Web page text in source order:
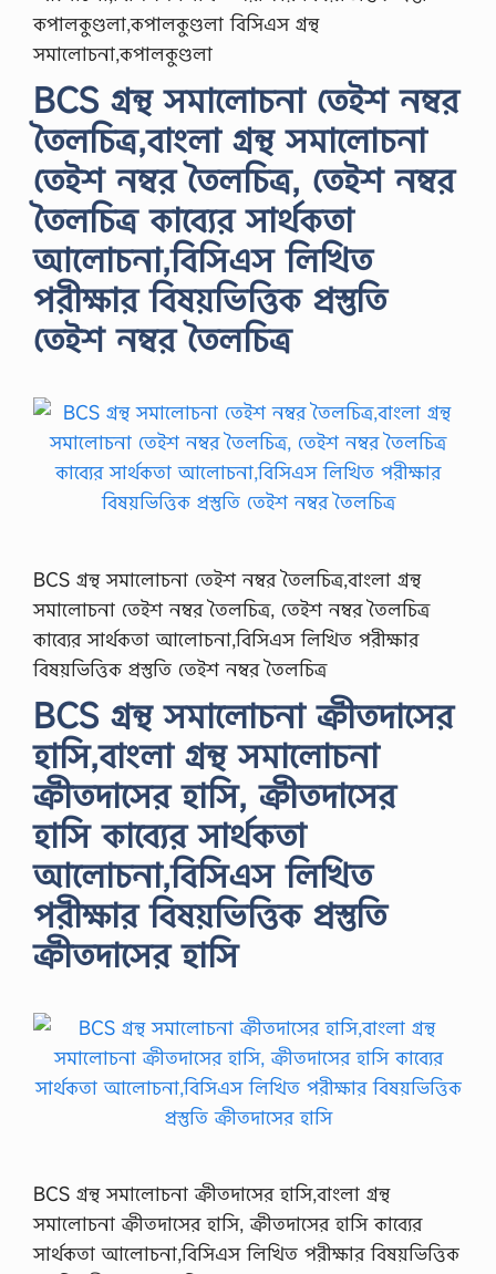
কপালকুণ্ডলা,কপালকুণ্ডলা বিসিএস গ্রন্থ
সমালোচনা,কপালকুণ্ডলা
BCS গ্রন্থ সমালোচনা তেইশ নম্বর
তৈলচিত্র,বাংলা গ্রন্থ সমালোচনা
তেইশ নম্বর তৈলচিত্র, তেইশ নম্বর
তৈলচিত্র কাব্যের সার্থকতা
আলোচনা,বিসিএস লিখিত
পরীক্ষার বিষয়ভিত্তিক প্রস্তুতি
তেইশ নম্বর তৈলচিত্র
BCS গ্রন্থ সমালোচনা তেইশ নম্বর তৈলচিত্র,বাংলা গ্রন্থ
সমালোচনা তেইশ নম্বর তৈলচিত্র, তেইশ নম্বর তৈলচিত্র
কাব্যের সার্থকতা আলোচনা,বিসিএস লিখিত পরীক্ষার
বিষয়ভিত্তিক প্রস্তুতি তেইশ নম্বর তৈলচিত্র
BCS গ্রন্থ সমালোচনা ক্রীতদাসের
হাসি,বাংলা গ্রন্থ সমালোচনা
ক্রীতদাসের হাসি, ক্রীতদাসের
হাসি কাব্যের সার্থকতা
আলোচনা,বিসিএস লিখিত
পরীক্ষার বিষয়ভিত্তিক প্রস্তুতি
ক্রীতদাসের হাসি
BCS গ্রন্থ সমালোচনা ক্রীতদাসের হাসি,বাংলা গ্রন্থ
সমালোচনা ক্রীতদাসের হাসি, ক্রীতদাসের হাসি কাব্যের
সার্থকতা আলোচনা,বিসিএস লিখিত পরীক্ষার বিষয়ভিত্তিক